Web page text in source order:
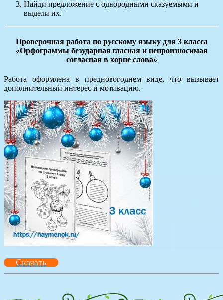
Найди предложение с однородными сказуемыми и
выдели их.
Проверочная работа по русскому языку для 3 класса
«Орфограммы безударная гласная и непроизносимая
согласная в корне слова»
Работа оформлена в предновогоднем виде, что вызывает
дополнительный интерес и мотивацию.
Скачать